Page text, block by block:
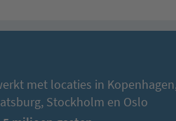
met locaties in
Stockholm en Oslo